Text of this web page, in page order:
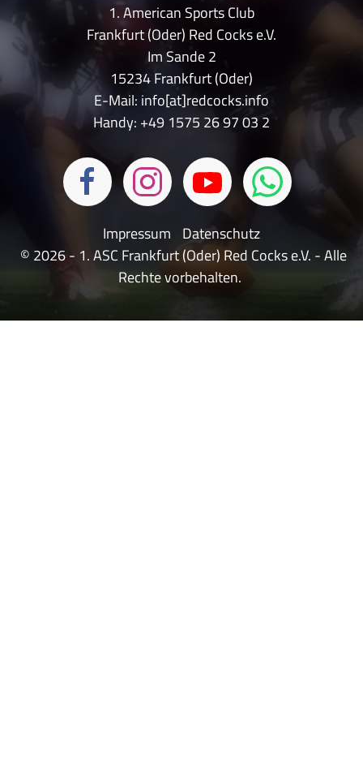
1. American Sports Club
Frankfurt (Oder) Red Cocks e.V.
Im Sande 2
15234 Frankfurt (Oder)
E-Mail: info[at]redcocks.info
Handy: +49 1575 26 97 03 2
Impressum Datenschutz
© 2026 - 1. ASC Frankfurt (Oder) Red Cocks e.V. - Alle
Rechte vorbehalten.